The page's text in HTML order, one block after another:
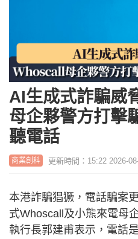
AI生成式詐騙威
母企夥警方打擊
聽電話
商業創科 更新時間：15:22 2026-
本港詐騙猖獗，電話騙案
式Whoscall及小熊來電母
執行長郭建甫表示，電話